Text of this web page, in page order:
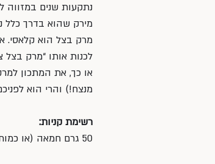
נתקעות שנים במזווה
מירק שהוא בדרך כלל
מרק בצל הוא קלאסי.
לכנות אותו “מרק
או כך, את המתכון
מנצח!) והרי הוא
רשימת קניות:
50 גרם חמאה (או כמות נדיבה של שמן זית)